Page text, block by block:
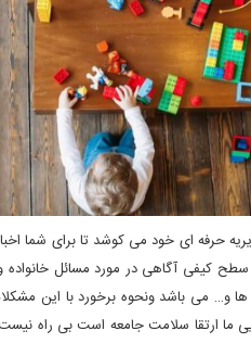
حرفه ای خود می کوشد تا برای شما
سطح کیفی آگاهی در مورد مسائل
ها و… می باشد ونحوه برخورد با این
ما ارتقا سلامت جامعه است بی راه